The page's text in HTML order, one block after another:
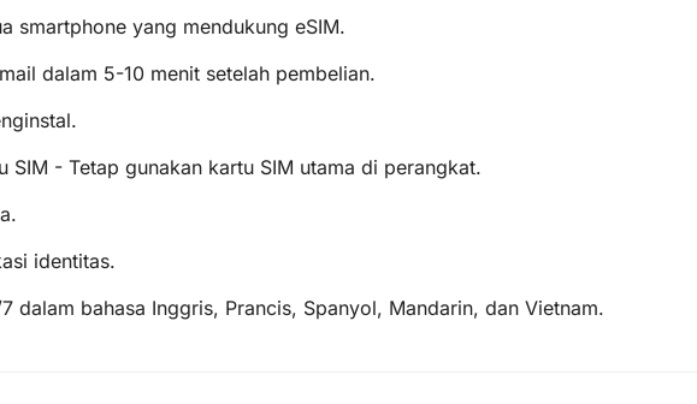
smartphone yang mendukung eSIM.
dalam 5-10 menit setelah pembelian.
SIM - Tetap gunakan kartu SIM utama di perangkat.
identitas.
dalam bahasa Inggris, Prancis, Spanyol, Mandarin, dan Vietnam.